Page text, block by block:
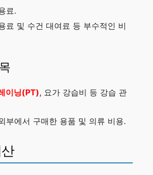
료.
료 및 수건 대여료 등 부수적인 비
이닝(PT), 요가 강습비 등 강습 관
부에서 구매한 용품 및 의류 비용.